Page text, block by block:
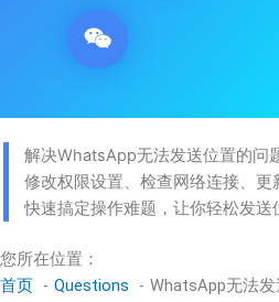
解决WhatsApp无法发送位置的问
修改权限设置、检查网络连接、更
快速搞定操作难题，让你轻松发送
您所在位置：
首页
Questions WhatsApp无法